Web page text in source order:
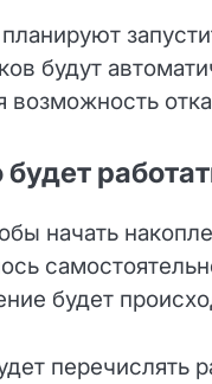
будут
возможность
будет
начать
будет
перечислять